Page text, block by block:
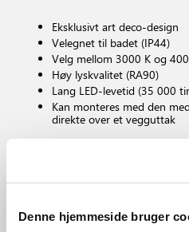
Denne hjemmeside bruger
Eksklusivt art deco-design
Velegnet til badet (IP44)
Velg mellom 3000 K og
Høy lyskvalitet (RA90)
Lang LED-levetid (35 000
Kan monteres med den
direkte over et vegguttak
LED – Ikke-udskiftbar lyskilde
Ja, har innebygget dimbar